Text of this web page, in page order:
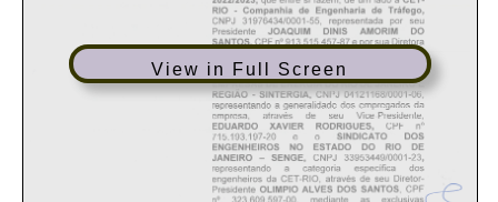
View in Full Screen